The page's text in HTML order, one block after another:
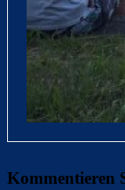
Kommentieren